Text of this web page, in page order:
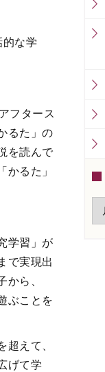
な学
フタース
るた」の
を読んで
るた」
学習」が
で実現出
ら、
ぶことを
えて、
げて学